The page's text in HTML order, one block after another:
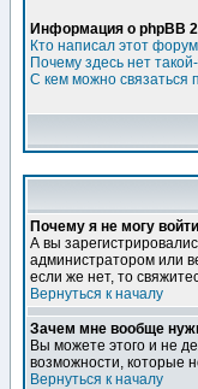
Информация о phpBB 2
Кто написал этот
Почему здесь нет
С кем можно связаться
Почему я не могу
А вы
администратором или
если же нет, то
Вернуться к началу
Зачем мне вообще
Вы можете этого и не
возможности, которые
Вернуться к началу